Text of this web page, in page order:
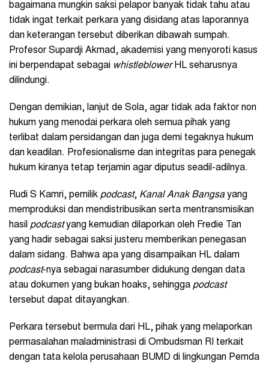
bagaimana mungkin saksi pelapor banyak tidak tahu atau
tidak ingat terkait perkara yang disidang atas laporannya
dan keterangan tersebut diberikan dibawah sumpah.
Profesor Supardji Akmad, akademisi yang menyoroti kasus
ini berpendapat sebagai whistleblowerHL seharusnya
dilindungi.
Dengan demikian, lanjut de Sola, agar tidak ada faktor non
hukum yang menodai perkara oleh semua pihak yang
terlibat dalam persidangan dan juga demi tegaknya hukum
dan keadilan. Profesionalisme dan integritas para penegak
hukum kiranya tetap terjamin agar diputus seadil-adilnya.
Rudi S Kamri, pemilik podcast, Kanal Anak Bangsayang
memproduksi dan mendistribusikan serta mentransmisikan
hasil podcastyang kemudian dilaporkan oleh Fredie Tan
yang hadir sebagai saksi justeru memberikan penegasan
dalam sidang. Bahwa apa yang disampaikan HL dalam
podcast-nya sebagai narasumber didukung dengan data
atau dokumen yang bukan hoaks, sehingga podcast
tersebut dapat ditayangkan.
Perkara tersebut bermula dari HL, pihak yang melaporkan
permasalahan maladministrasi di Ombudsman RI terkait
dengan tata kelola perusahaan BUMD di lingkungan Pemda